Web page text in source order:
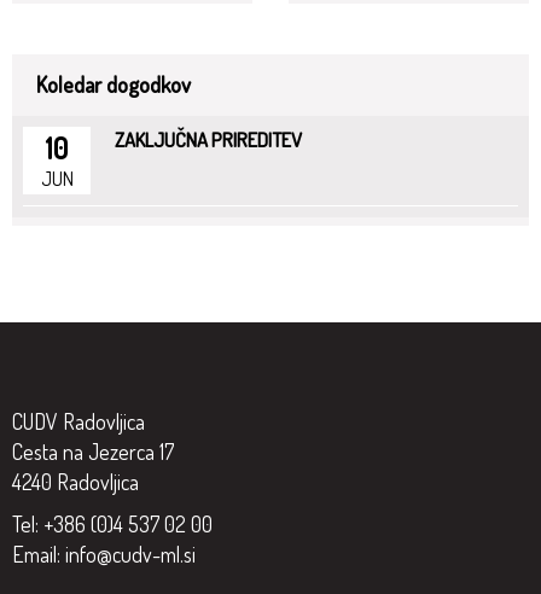
Koledar dogodkov
10
JUN
ZAKLJUČNA PRIREDITEV
CUDV Radovljica
Cesta na Jezerca 17
4240 Radovljica
Tel: +386 (0)4 537 02 00
Email: info@cudv-ml.si